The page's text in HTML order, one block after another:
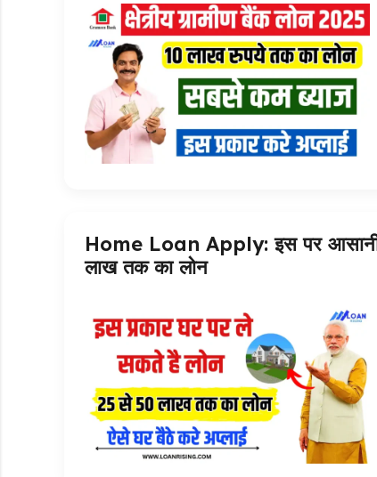
Home Loan Apply: इस पर आसानी
लाख तक का लोन